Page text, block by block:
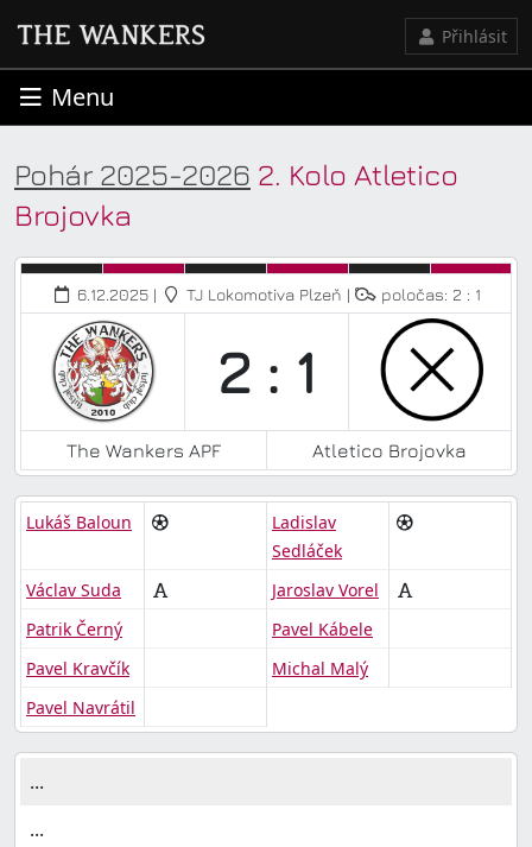
Přihlásit
Menu
Pohár 2025-2026 2. Kolo Atletico
Brojovka
6.12.2025 | TJ Lokomotiva Plzeň | poločas: 2 : 1
2 : 1
The Wankers APF Atletico Brojovka
Lukáš Baloun
Ladislav
Sedláček
Václav Suda
Jaroslav Vorel
Patrik Černý
Pavel Kábele
Pavel Kravčík
Michal Malý
Pavel Navrátil
...
...